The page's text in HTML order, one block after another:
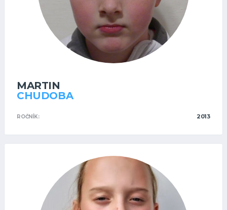
MARTIN
CHUDOBA
ROČNÍK: 2013